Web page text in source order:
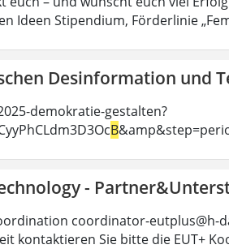
Ideen Stipendium, Förderlinie
Desinformation und
demokratie-gestalten?
B
-
coordinator-eutplus@h-
kontaktieren Sie bitte die EUT+